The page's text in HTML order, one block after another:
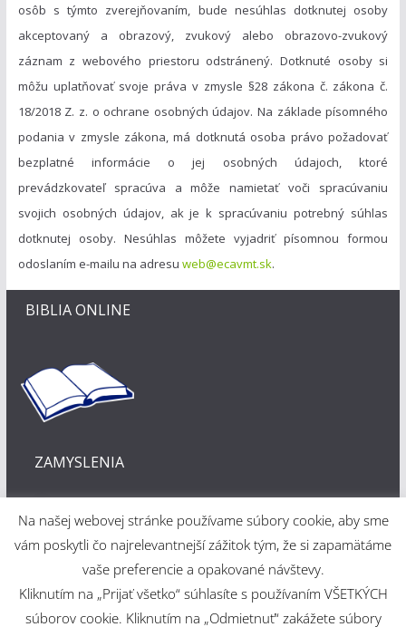
osôb s týmto zverejňovaním, bude nesúhlas dotknutej osoby
akceptovaný a obrazový, zvukový alebo obrazovo-zvukový
záznam z webového priestoru odstránený. Dotknuté osoby si
môžu uplatňovať svoje práva v zmysle §28 zákona č. zákona č.
18/2018 Z. z. o ochrane osobných údajov. Na základe písomného
podania v zmysle zákona, má dotknutá osoba právo požadovať
bezplatné informácie o jej osobných údajoch, ktoré
prevádzkovateľ spracúva a môže namietať voči spracúvaniu
svojich osobných údajov, ak je k spracúvaniu potrebný súhlas
dotknutej osoby. Nesúhlas môžete vyjadriť písomnou formou
odoslaním e-mailu na adresu web@ecavmt.sk.
BIBLIA ONLINE
ZAMYSLENIA
Webové riešenie
Na našej webovej stránke používame súbory cookie, aby sme
vám poskytli čo najrelevantnejší zážitok tým, že si zapamätáme
vaše preferencie a opakované návštevy.
Kliknutím na „Prijať všetko“ súhlasíte s používaním VŠETKÝCH
súborov cookie. Kliknutím na „Odmietnuť“ zakážete súbory